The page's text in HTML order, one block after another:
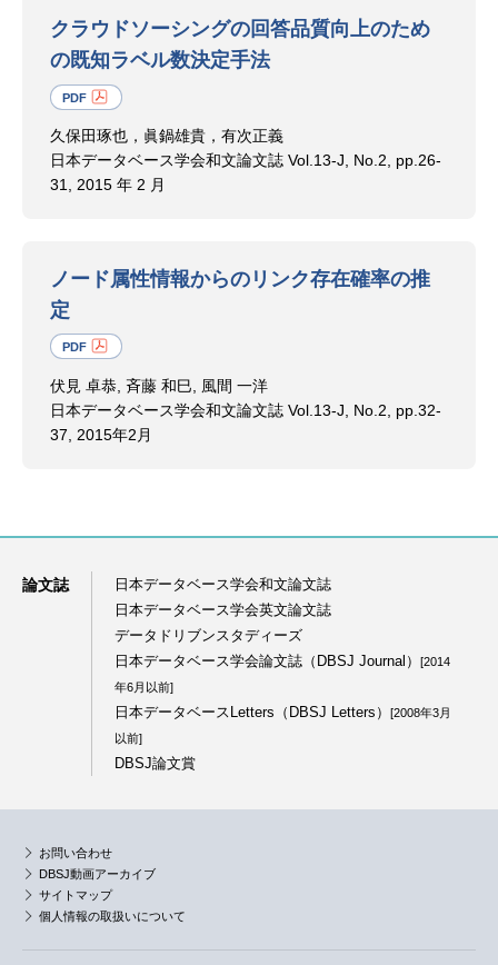
クラウドソーシングの回答品質向上のため
の既知ラベル数決定手法
久保田琢也，眞鍋雄貴，有次正義
日本データベース学会和文論文誌 Vol.13-J, No.2, pp.26-
31, 2015 年 2 月
ノード属性情報からのリンク存在確率の推
定
伏見 卓恭, 斉藤 和巳, 風間 一洋
日本データベース学会和文論文誌 Vol.13-J, No.2, pp.32-
37, 2015年2月
論文誌
日本データベース学会和文論文誌
日本データベース学会英文論文誌
データドリブンスタディーズ
日本データベース学会論文誌（DBSJ Journal）
[2014
年6月以前]
日本データベースLetters（DBSJ Letters）
[2008年3月
以前]
DBSJ論文賞
お問い合わせ
DBSJ動画アーカイブ
サイトマップ
個人情報の取扱いについて